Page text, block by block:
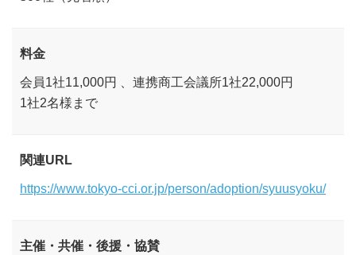
料金
会員1社11,000円 、連携商工会議所1社22,000円
1社2名様まで
関連URL
https://www.tokyo-cci.or.jp/person/adoption/syuusyoku/
主催・共催・後援・協賛